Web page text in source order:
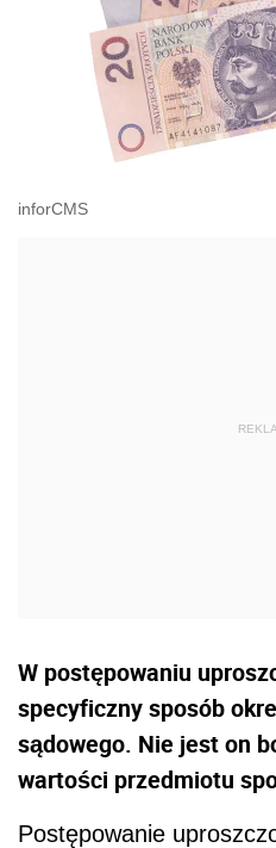
inforCMS
W postępowaniu
specyficzny sposób
sądowego. Nie jest on
wartości przedmiotu
Postępowanie